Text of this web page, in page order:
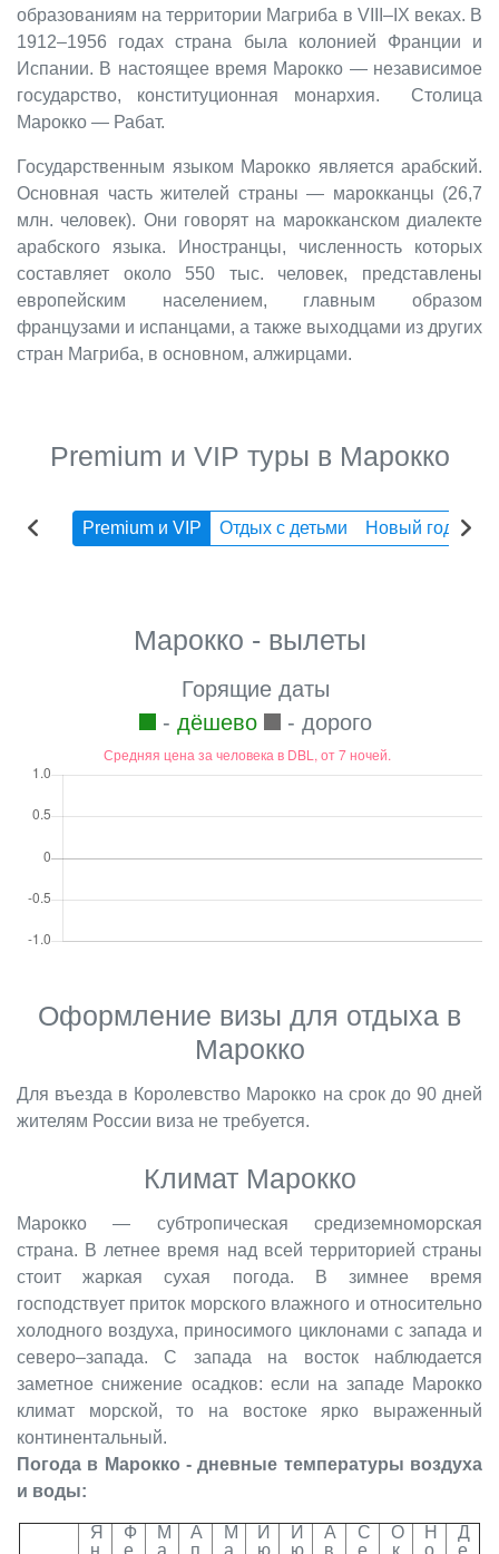
образованиям на территории Магриба в VIII–IX веках. В
1912–1956 годах страна была колонией Франции и
Испании. В настоящее время Марокко — независимое
государство, конституционная монархия. Столица
Марокко — Рабат.
Государственным языком Марокко является арабский.
Основная часть жителей страны — марокканцы (26,7
млн. человек). Они говорят на марокканском диалекте
арабского языка. Иностранцы, численность которых
составляет около 550 тыс. человек, представлены
европейским населением, главным образом
французами и испанцами, а также выходцами из других
стран Магриба, в основном, алжирцами.
Premium и VIP туры в Марокко
Premium и VIP Отдых с детьми Новый год
Марокко - вылеты
Горящие даты
- дёшево - дорого
Оформление визы для отдыха в
Марокко
Для въезда в Королевство Марокко на срок до 90 дней
жителям России виза не требуется.
Климат Марокко
Марокко — субтропическая средиземноморская
страна. В летнее время над всей территорией страны
стоит жаркая сухая погода. В зимнее время
господствует приток морского влажного и относительно
холодного воздуха, приносимого циклонами с запада и
северо–запада. С запада на восток наблюдается
заметное снижение осадков: если на западе Марокко
климат морской, то на востоке ярко выраженный
континентальный.
Погода в Марокко - дневные температуры воздуха
и воды:
Я
Ф
М
А
М
И
И
А
С
О
Н
Д